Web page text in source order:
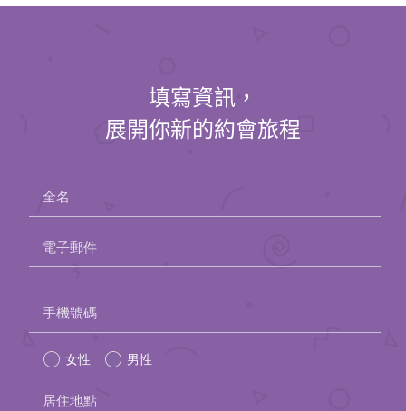
約會助理App
聯絡我們
填寫資訊，
展開你新的約會旅程
全名
電子郵件
leave
this
field
手機號碼
女性 男性
居住地點